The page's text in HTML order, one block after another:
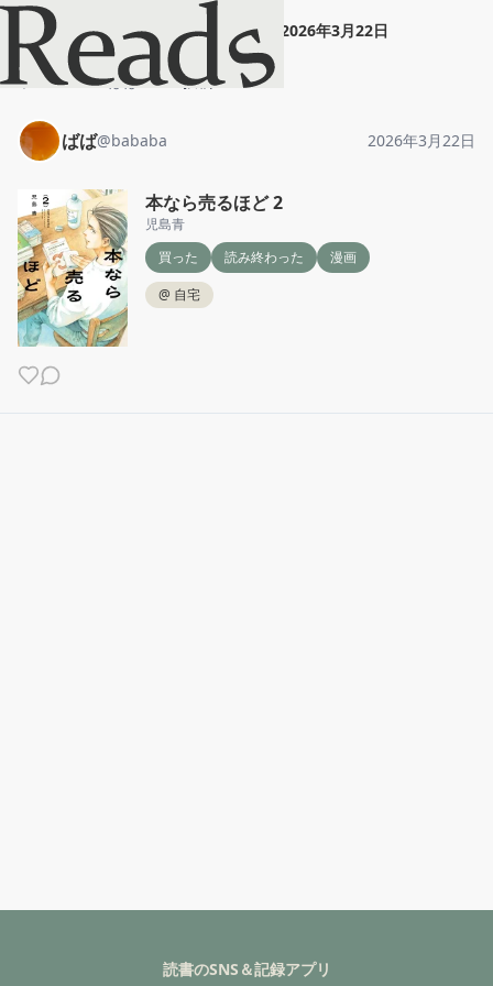
ばば"本なら売るほど 2 2026年3月22日
ホーム ばば 投稿
ばば@bababa 2026年3月22日
本なら売るほど 2
児島青
買った
読み終わった
漫画
@ 自宅
読書のSNS＆記録アプリ